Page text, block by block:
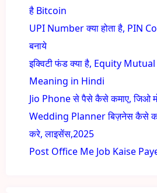
है Bitcoin
UPI Number क्या होता है, PIN
बनाये
इक्विटी फंड क्या है, Equity Mutual
Meaning in Hindi
Jio Phone से पैसे कैसे कमाए, जिओ
Wedding Planner बिज़नेस कैसे
करे, लाइसेंस,2025
Post Office Me Job Kaise